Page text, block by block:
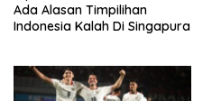
Ada Alasan Timpilihan
Indonesia Kalah Di Singapura